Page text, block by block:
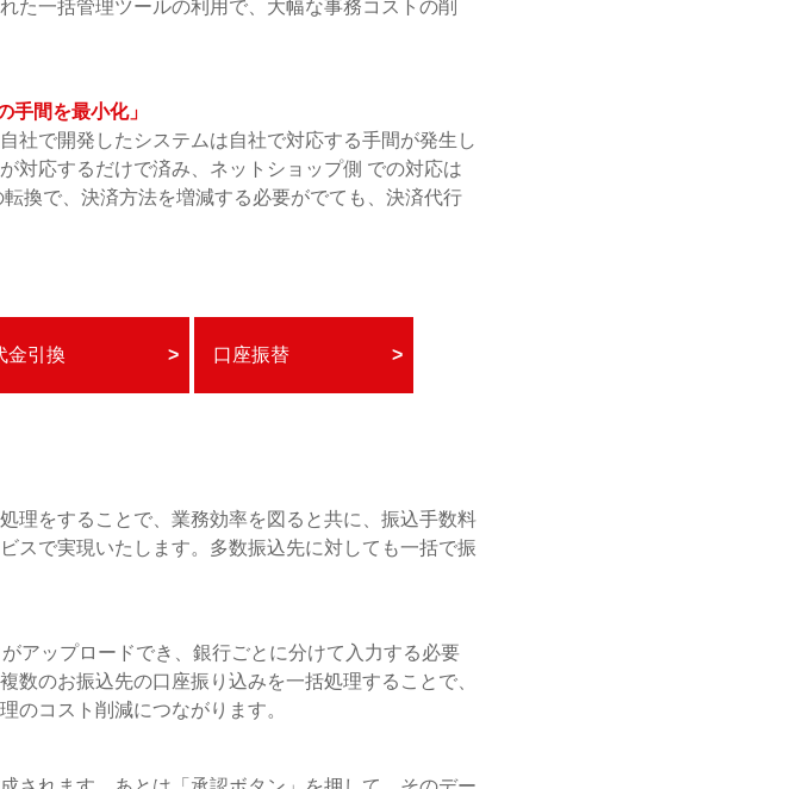
た一括管理ツールの利用で、大幅な事務コストの削
手間を最小化」
社で開発したシステムは自社で対応する手間が発生し
対応するだけで済み、ネットショップ側 での対応は
換で、決済方法を増減する必要がでても、決済代行
金引換‎ > 口座振替 >
理をすることで、業務効率を図ると共に、振込手数料
スで実現いたします。多数振込先に対しても一括で振
アップロードでき、銀行ごとに分けて入力する必要
のお振込先の口座振り込みを一括処理することで、
のコスト削減につながります。